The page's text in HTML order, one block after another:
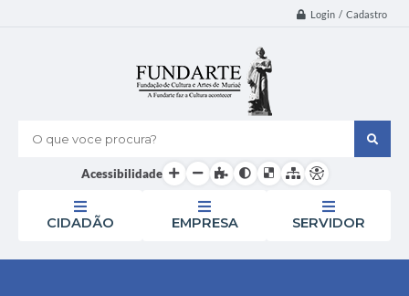
Login / Cadastro
O que voce procura?
Acessibilidade
CIDADÃO EMPRESA SERVIDOR